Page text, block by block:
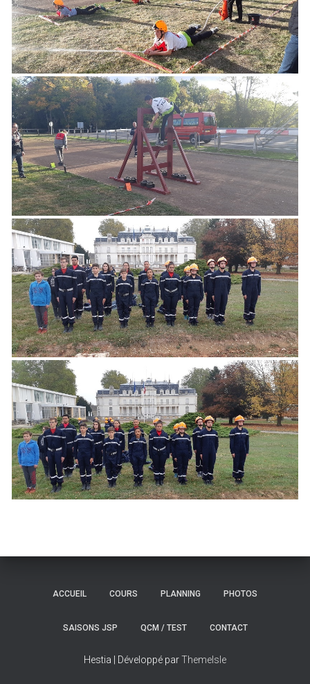
ACCUEIL COURS PLANNING PHOTOS
SAISONS JSP QCM / TEST CONTACT
Hestia | Développé parThemeIsle